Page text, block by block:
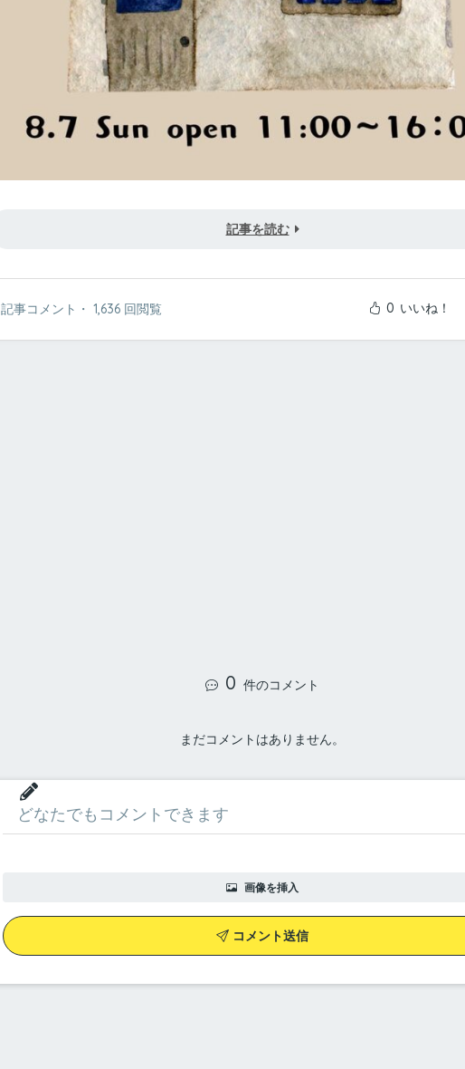
記事を読む
記事コメント ・ 1,636 回閲覧 0 いいね！
0 件のコメント
まだコメントはありません。
画像を挿入
コメント送信